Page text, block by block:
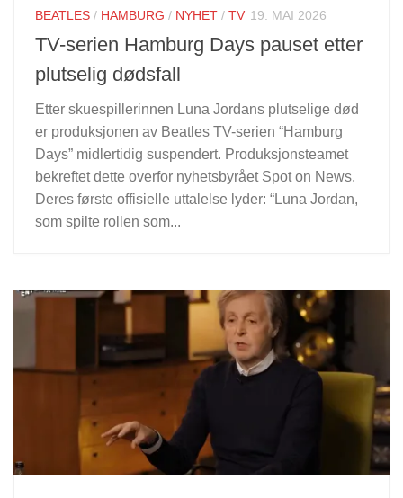
BEATLES / HAMBURG / NYHET / TV 19. MAI 2026
TV-serien Hamburg Days pauset etter
plutselig dødsfall
Etter skuespillerinnen Luna Jordans plutselige død
er produksjonen av Beatles TV-serien “Hamburg
Days” midlertidig suspendert. Produksjonsteamet
bekreftet dette overfor nyhetsbyrået Spot on News.
Deres første offisielle uttalelse lyder: “Luna Jordan,
som spilte rollen som...